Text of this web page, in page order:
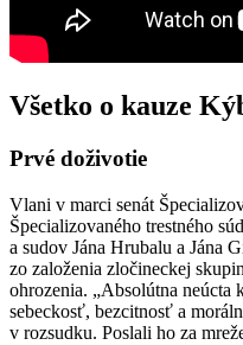
Všetko o kauze
Prvé doživotie
Vlani v marci senát
Špecializovaného trestného
a sudov Jána Hrubalu a Jána
zo založenia zločineckej
ohrozenia. „Absolútna
sebeckosť, bezcitnosť a
v rozsudku. Poslali ho za